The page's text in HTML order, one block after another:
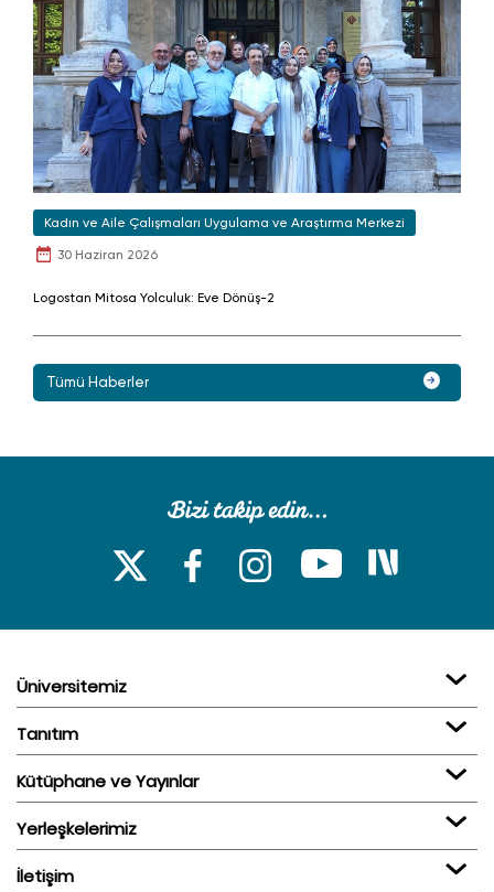
Kadın ve Aile Çalışmaları Uygulama ve Araştırma Merkezi
30 Haziran 2026
Logostan Mitosa Yolculuk: Eve Dönüş-2
Tümü Haberler
Üniversitemiz
Tanıtım
Kütüphane ve Yayınlar
Yerleşkelerimiz
İletişim